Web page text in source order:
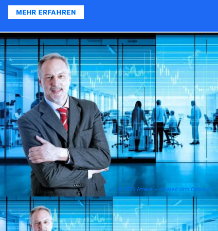
MEHR ERFAHREN
© 2026 Atreus – created with Canva AI